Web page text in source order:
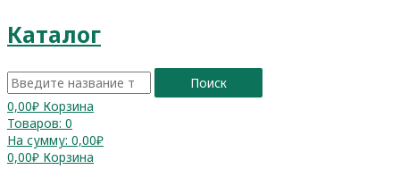
Каталог
Поиск
0,00₽ Корзина
Товаров: 0
На сумму: 0,00₽
0,00₽ Корзина